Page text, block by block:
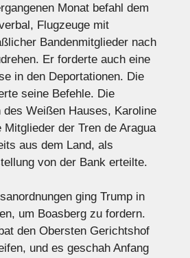
Monat befahl dem
Flugzeuge mit
Bandenmitglieder nach
Er forderte auch eine
in den Deportationen. Die
seine Befehle. Die
Weißen Hauses, Karoline
der Tren de Aragua
aus dem Land, als
von der Bank erteilte.
ging Trump in
um Boasberg zu fordern.
den Obersten Gerichtshof
und es geschah Anfang